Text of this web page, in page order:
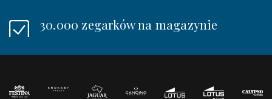
30.000 zegarków na magazynie